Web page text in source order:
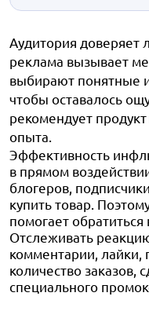
Аудитория доверяет
реклама вызывает
выбирают понятные
чтобы оставалось
рекомендует
опыта.
Эффективность
в прямом
блогеров,
купить товар.
помогает
Отслеживать
комментарии, лайки,
количество заказов,
специального